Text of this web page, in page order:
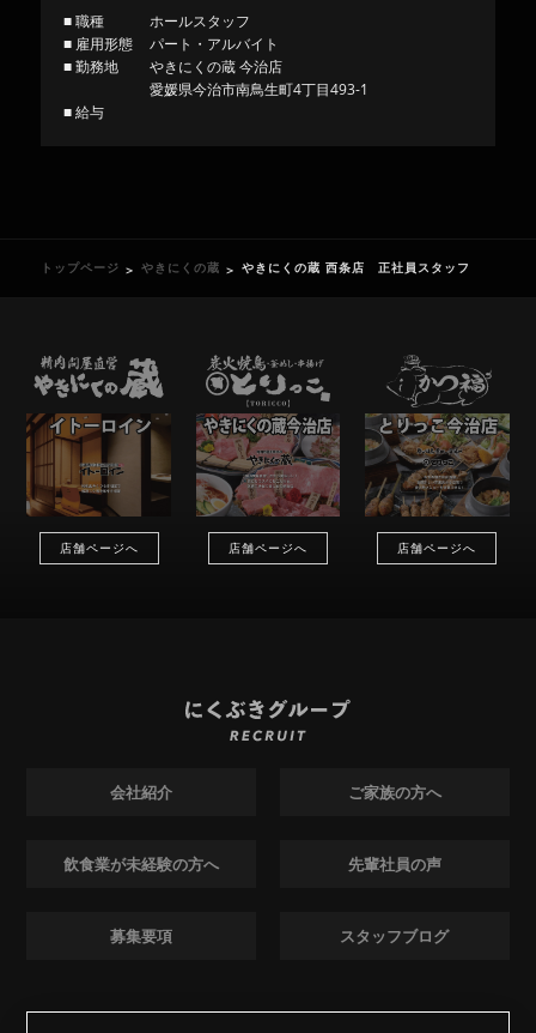
■ 職種
ホールスタッフ
■ 雇用形態
パート・アルバイト
■ 勤務地
やきにくの蔵 今治店
愛媛県今治市南鳥生町4丁目493-1
■ 給与
トップページ やきにくの蔵 やきにくの蔵 西条店 正社員スタッフ
店舗ページへ 店舗ページへ 店舗ページへ
会社紹介 ご家族の方へ
飲食業が未経験の方へ 先輩社員の声
募集要項 スタッフブログ